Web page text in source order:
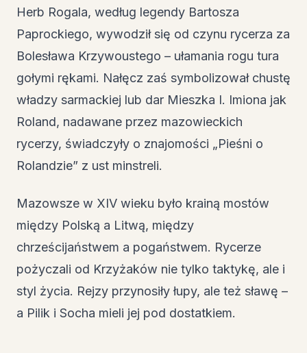
Herb Rogala, według legendy Bartosza
Paprockiego, wywodził się od czynu rycerza za
Bolesława Krzywoustego – ułamania rogu tura
gołymi rękami. Nałęcz zaś symbolizował chustę
władzy sarmackiej lub dar Mieszka I. Imiona jak
Roland, nadawane przez mazowieckich
rycerzy, świadczyły o znajomości „Pieśni o
Rolandzie” z ust minstreli.
Mazowsze w XIV wieku było krainą mostów
między Polską a Litwą, między
chrześcijaństwem a pogaństwem. Rycerze
pożyczali od Krzyżaków nie tylko taktykę, ale i
styl życia. Rejzy przynosiły łupy, ale też sławę –
a Pilik i Socha mieli jej pod dostatkiem.